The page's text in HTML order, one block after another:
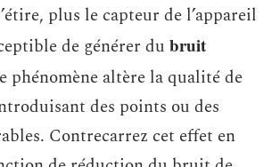
plus le capteur de l’appareil
de générer du bruit
phénomène altère la qualité de
des points ou des
Contrecarrez cet effet en